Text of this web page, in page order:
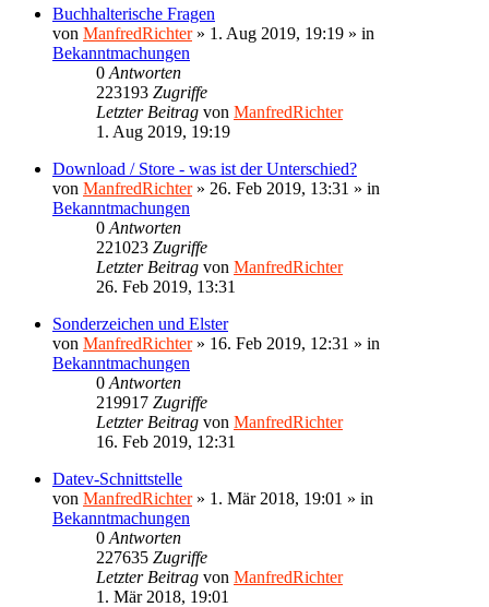
Buchhalterische Fragen
von ManfredRichter» 1. Aug 2019, 19:19 » in
Bekanntmachungen
0 Antworten
223193 Zugriffe
Letzter Beitrag von ManfredRichter
1. Aug 2019, 19:19
Download / Store - was ist der Unterschied?
von ManfredRichter» 26. Feb 2019, 13:31 » in
Bekanntmachungen
0 Antworten
221023 Zugriffe
Letzter Beitrag von ManfredRichter
26. Feb 2019, 13:31
Sonderzeichen und Elster
von ManfredRichter» 16. Feb 2019, 12:31 » in
Bekanntmachungen
0 Antworten
219917 Zugriffe
Letzter Beitrag von ManfredRichter
16. Feb 2019, 12:31
Datev-Schnittstelle
von ManfredRichter» 1. Mär 2018, 19:01 » in
Bekanntmachungen
0 Antworten
227635 Zugriffe
Letzter Beitrag von ManfredRichter
1. Mär 2018, 19:01